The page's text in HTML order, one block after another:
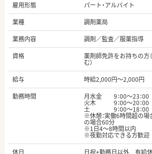
雇用形態
パート・アルバイト
業種
調剤薬局
業務内容
調剤／監査／服薬指導
資格
薬剤師免許をお持ちの方
む）
給与
時給2,000円～2,000円
勤務時間
月水金 9：00～23：00
火木 9：00～20：00
土 9：00～18：00
※休憩：実働6時間超の場
の場合60分
※1日4～8時間以内
※夜勤対応できる方歓迎
休日
日祝+勤務日以外 有給